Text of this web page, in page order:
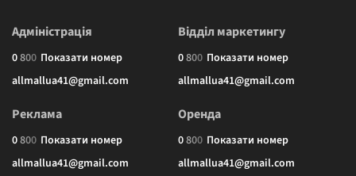
Адміністрація
0800 Показати номер
allmallua41@gmail.com
Відділ маркетингу
0800 Показати номер
allmallua41@gmail.com
Реклама
0800 Показати номер
allmallua41@gmail.com
Оренда
0800 Показати номер
allmallua41@gmail.com